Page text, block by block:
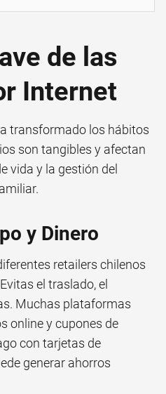
de las
Internet
transformado los hábitos
son tangibles y afectan
vida y la gestión del
y Dinero
retailers chilenos
el traslado, el
Muchas plataformas
online y cupones de
con tarjetas de
generar ahorros